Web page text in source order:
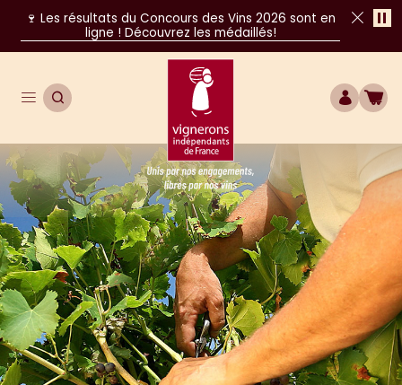
🍷 Les résultats du Concours des Vins 2026 sont en
ligne ! Découvrez les médaillés!
Ouvrir le menu de navigation
OUVRIR LA RECHERCHE
Unis par nos engagements, libres par
COMPTE